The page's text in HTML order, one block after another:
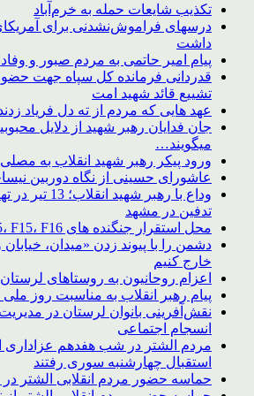
تکذیب شایعات حمله به خرم‌آباد
درسهای فراموش‌نشدنی برای
داشت
پیام امیر حاتمی به مردم صبور و
قدردانی فرمانده کل سپاه جهت
تشییع قائد شهید امت
عهد هایی که مردم از ته دل فریاد
جان فدایان رهبر شهید از دلایل
میگویند…
ورود پیکر رهبر شهید انقلاب به
عاشورای حسینی از نگاه دوربین
وداع با رهبر
تدفین در مشهد
محل استقرار جنگنده های F35، F15، F16 آمریکایی منهدم شد
دشمن را با پیوند زدن «میدان،
خارج کنیم
اعزام روحانیون به روستاهای
پیام رهبر انقلاب به مناسبت روز
نقش‌آفرینی بانوان لرستان در
انسجام اجتماعی
مردم الشتر در شب هفدهم عزاداری
استقبال چهارشنبه سوری رفتند
حماسه حضور مردم انقلابی الشتر